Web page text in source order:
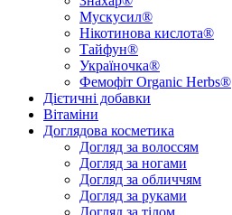
Мускусил®
Нікотинова кислота®
Тайфун®
Україночка®
Фемофіт Organic Herbs®
Дієтичні добавки
Вітаміни
Доглядова косметика
Догляд за волоссям
Догляд за ногами
Догляд за обличчям
Догляд за руками
Догляд за тілом